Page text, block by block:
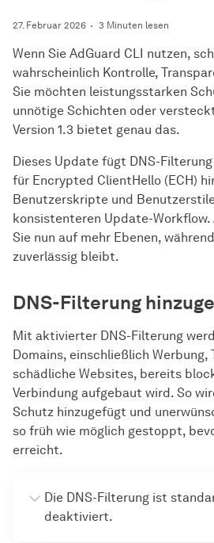
27. Februar 2026 3 Minuten lesen
Wenn Sie AdGuard CLI nutzen,
wahrscheinlich Kontrolle,
Sie möchten leistungsstarken
unnötige Schichten oder
Version 1.3 bietet genau das.
Dieses Update fügt DNS-
für Encrypted ClientHello (ECH)
Benutzerskripte und
konsistenteren Update-Workflow.
Sie nun auf mehr Ebenen,
zuverlässig bleibt.
DNS-Filterung
Mit aktivierter DNS-Filterung
Domains, einschließlich Werbung,
schädliche Websites, bereits
Verbindung aufgebaut wird. So
Schutz hinzugefügt und
so früh wie möglich gestoppt,
erreicht.
Die DNS-Filterung ist
deaktiviert.